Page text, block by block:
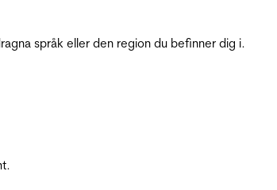
språk eller den region du befinner dig i.